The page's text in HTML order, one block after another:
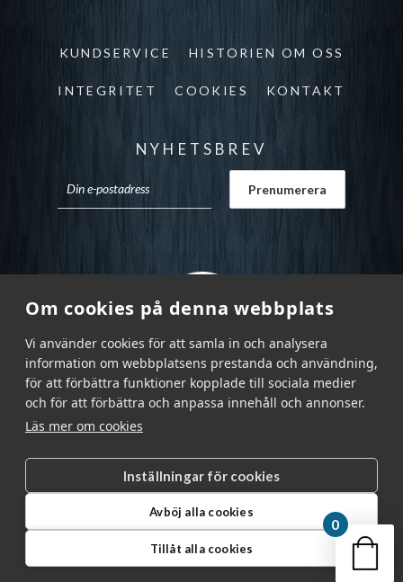
Om cookies på denna webbplats
Vi använder cookies för att samla in och analysera
information om webbplatsens prestanda och användning,
för att förbättra funktioner kopplade till sociala medier
och för att förbättra och anpassa innehåll och annonser.
Läs mer om cookies
Inställningar för cookies
Avböj alla cookies
Tillåt alla cookies
KUNDSERVICE HISTORIEN OM OSS
INTEGRITET COOKIES KONTAKT
NYHETSBREV
Garnr Sverige AB © 2026 |
info@garnr.se
|
031 - 92 94 92
Din
0